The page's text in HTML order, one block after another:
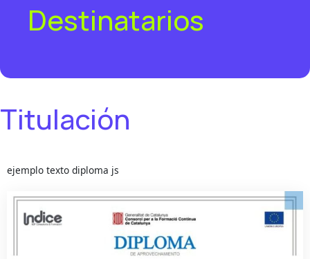
Destinatarios
Titulación
ejemplo texto diploma js